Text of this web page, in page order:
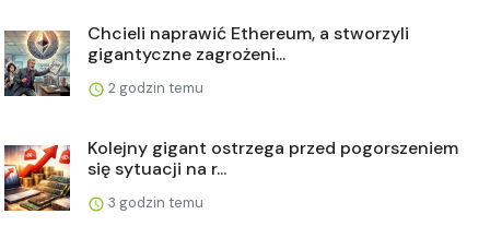
Chcieli naprawić Ethereum, a stworzyli
gigantyczne zagrożeni...
2 godzin temu
Kolejny gigant ostrzega przed pogorszeniem
się sytuacji na r...
3 godzin temu